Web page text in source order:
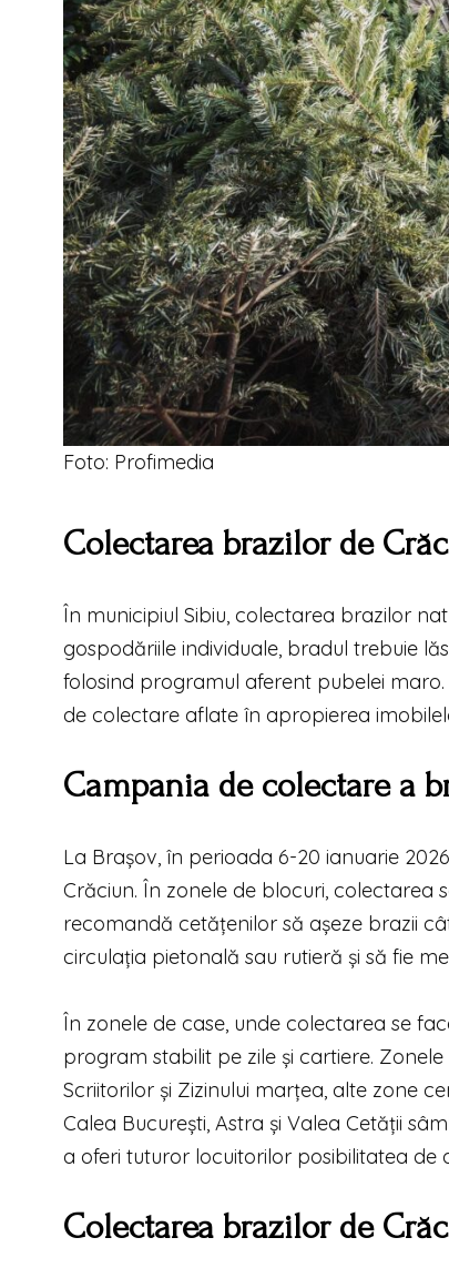
Foto: Profimedia
Colectarea brazilor de
În municipiul Sibiu, colectarea brazilor
gospodăriile individuale, bradul trebuie
folosind programul aferent pubelei
de colectare aflate în apropierea
Campania de colectare a
La Brașov, în perioada 6-20 ianuarie
Crăciun. În zonele de blocuri, colectarea
recomandă cetățenilor să așeze brazii
circulația pietonală sau rutieră și să fie
În zonele de case, unde colectarea se
program stabilit pe zile și cartiere.
Scriitorilor și Zizinului marțea, alte zone
Calea București, Astra și Valea Cetății
a oferi tuturor locuitorilor posibilitatea de
Colectarea brazilor de